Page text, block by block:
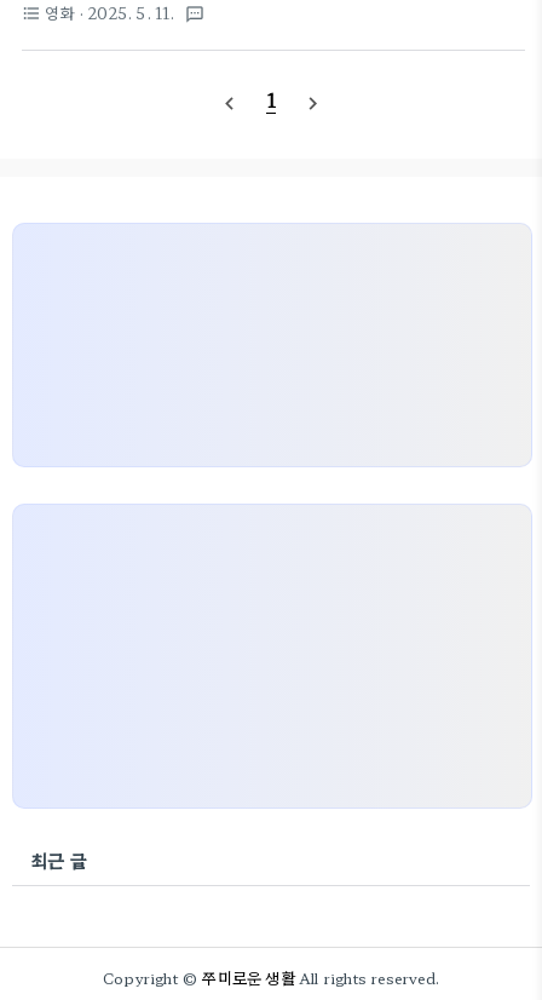
조 도입이야기의 접근성을 높이기 위해 그는 '부모가
아이에게 이야기를 들려주는' 구..
며 세계 시장에서 의미 있는 흥행 성과를 거뒀다. 이
성공의 배경에는 장성호 감독의 전략적 캐스팅과 글로
마 서먼, 피어스 브로스넌 등 할리우드 정상급 배우들
인지도 높은 배우를 섭외했다. 단순한 홍보 전략을 넘
format_list_bulleted 영화 · 2025. 5. 11. textsms
navigate_before 1 navigate_next
최근 글
Copyright ©쭈미로운 생활All rights reserved.